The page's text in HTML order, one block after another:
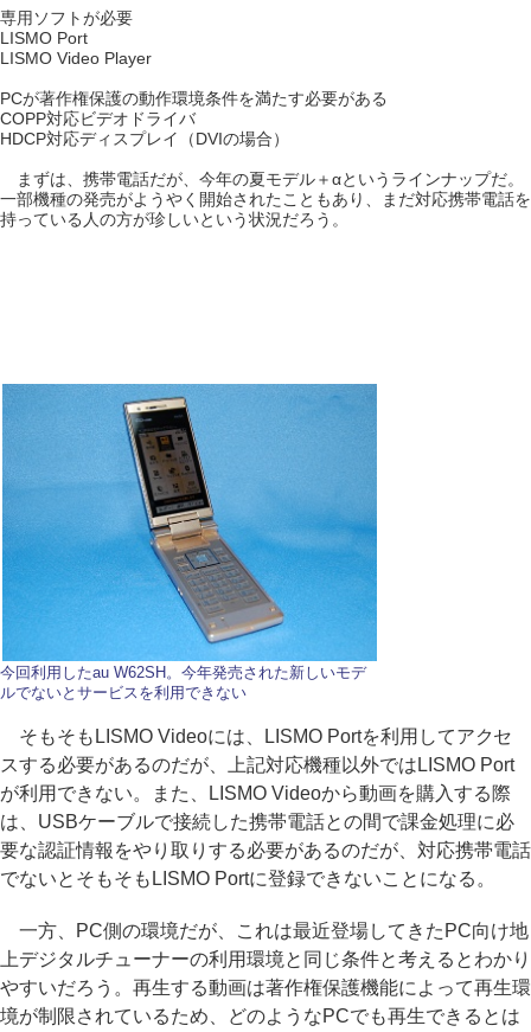
専用ソフトが必要
LISMO Port
LISMO Video Player
PCが著作権保護の動作環境条件を満たす必要がある
COPP対応ビデオドライバ
HDCP対応ディスプレイ（DVIの場合）
まずは、携帯電話だが、今年の夏モデル＋αというラインナップだ。
一部機種の発売がようやく開始されたこともあり、まだ対応携帯電話を
持っている人の方が珍しいという状況だろう。
今回利用したau W62SH。今年発売された新しいモデ
ルでないとサービスを利用できない
そもそもLISMO Videoには、LISMO Portを利用してアクセ
スする必要があるのだが、上記対応機種以外ではLISMO Port
が利用できない。また、LISMO Videoから動画を購入する際
は、USBケーブルで接続した携帯電話との間で課金処理に必
要な認証情報をやり取りする必要があるのだが、対応携帯電話
でないとそもそもLISMO Portに登録できないことになる。
一方、PC側の環境だが、これは最近登場してきたPC向け地
上デジタルチューナーの利用環境と同じ条件と考えるとわかり
やすいだろう。再生する動画は著作権保護機能によって再生環
境が制限されているため、どのようなPCでも再生できるとは